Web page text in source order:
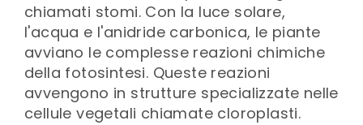
chiamati stomi. Con la luce solare,
l'acqua e l'anidride carbonica, le piante
avviano le complesse reazioni chimiche
della fotosintesi. Queste reazioni
avvengono in strutture specializzate nelle
cellule vegetali chiamate cloroplasti.